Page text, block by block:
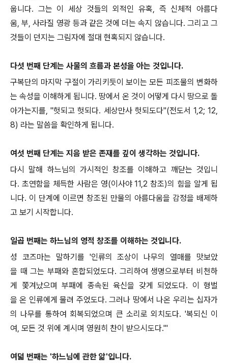
웁니다. 그는 이 세상 것들의 외적인 유혹, 즉 신체적 아름다
움, 부, 사라질 영광 등과 같은 것에 더는 속지 않습니다. 그리고 그
것들이 던지는 그림자에 절대 현혹되지 않습니다.
다섯 번째 단계는 사물의 흐름과 본성을 아는 것입니다.
구복단의 마지막 구절이 가리키듯이 보이는 모든 피조물의 변화하
는 속성을 이해하게 됩니다. 땅에서 온 것이 어떻게 다시 땅으로 돌
아가는지를, "헛되고 헛되다. 세상만사 헛되도다"(전도서 1,2; 12,
8) 라는 말씀을 확인하게 됩니다.
여섯 번째 단계는 지음 받은 존재를 깊이 생각하는 것입니다.
다시 말해 하느님의 가시적인 창조를 이해하고 깨닫는 것입니
다. 초연함을 체득한 사람은 영(이사야 11,2 참조)의 힘을 알게 됩
니다. 이 단계에 이르면 창조된 만물의 아름다움을 감정을 배제하
고 보기 시작합니다.
일곱 번째는 하느님의 영적 창조를 이해하는 것입니다.
성 코즈마는 말하기를 '인류의 조상이 나무의 열매를 맛보았
을 때 그는 부패와 혼합되었도다. 그리하여 생명으로부터 비천하
게 쫓겨났으며 부패에 종속된 육신을 갖게 되었도다. 이 형벌
을 온 인류에게 물려 주었도다. 그러나 땅에서 나온 우리는 십자가
의 나무를 통하여 회복되었으며 큰 소리로 외치도다. '복되신 이
여, 모든 것 위에 계시며 영원히 찬이 받으시도다.'"
여덟 번째는 '하느님에 관한 앎'입니다.